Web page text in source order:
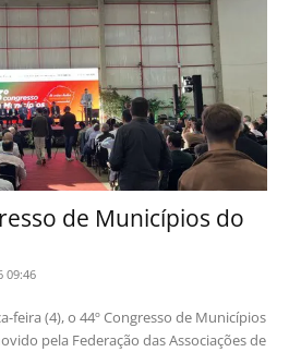
de Municípios do
09:46
feira (4), o 44º Congresso de Municípios
pela Federação das Associações de